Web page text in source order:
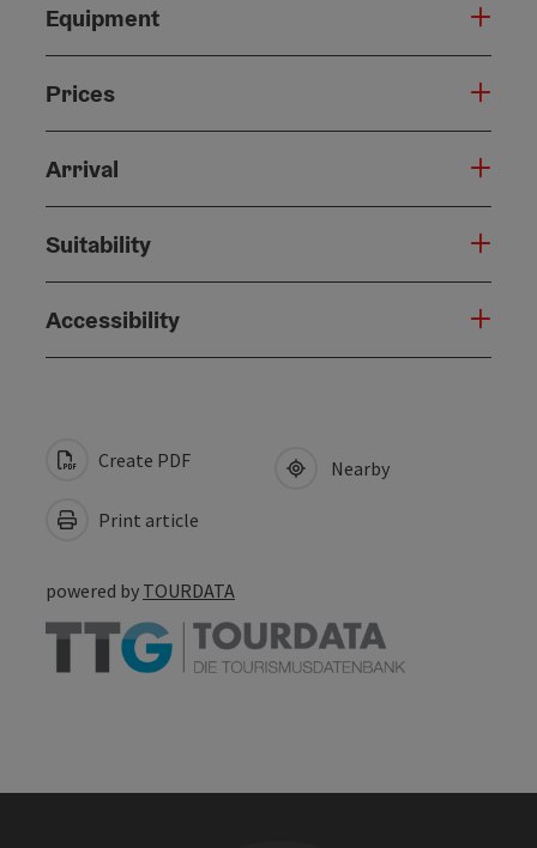
Equipment
Prices
Arrival
Suitability
Accessibility
Create PDF
Print article
Nearby
powered by TOURDATA